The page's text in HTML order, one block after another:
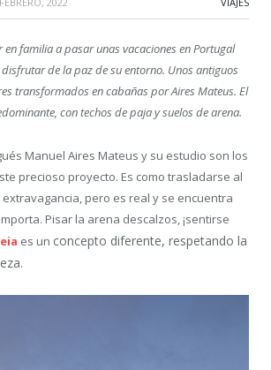
familia a pasar unas vacaciones en Portugal
de la paz de su entorno. Unos antiguos
transformados en cabañas por Aires Mateus. El
con techos de paja y suelos de arena.
Manuel Aires Mateus y su estudio son los
precioso proyecto. Es como trasladarse al
pero es real y se encuentra
Pisar la arena descalzos, ¡sentirse
es un concepto diferente, respetando la